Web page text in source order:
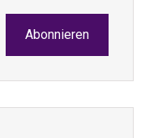
Abonnieren